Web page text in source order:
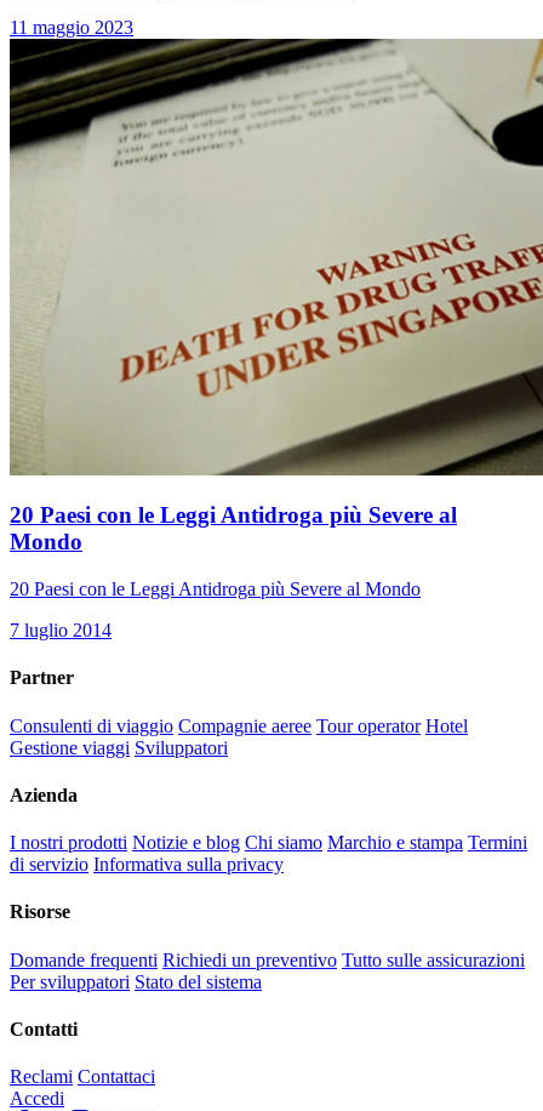
11 maggio 2023
20 Paesi con le Leggi Antidroga più Severe al
Mondo
20 Paesi con le Leggi Antidroga più Severe al Mondo
7 luglio 2014
Partner
Consulenti di viaggio Compagnie aeree Tour operator Hotel
Gestione viaggi Sviluppatori
Azienda
I nostri prodotti Notizie e blog Chi siamo Marchio e stampa Termini
di servizio Informativa sulla privacy
Risorse
Domande frequenti Richiedi un preventivo Tutto sulle assicurazioni
Per sviluppatori Stato del sistema
Contatti
Reclami Contattaci
Accedi